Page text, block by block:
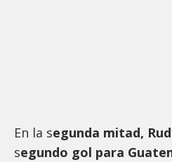
En la segunda mitad,
segundo gol para